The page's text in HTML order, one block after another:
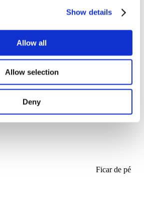
Show details
Allow all
Allow selection
Deny
Concertos
Ficar de pé